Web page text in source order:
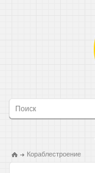
Кораблестроение